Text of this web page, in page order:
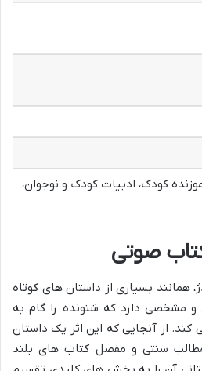
کودک، ادبیات کودک و نوجوان،
صوتی
همانند بسیاری از داستان های کوتاه
و مشخصی دارد که شنونده را گام به
کند. از آنجایی که این اثر یک داستان
سنتی و مفصل کتاب های بلند